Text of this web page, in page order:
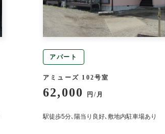
アパート
アミューズ 102号室
62,000 円/月
駅徒歩5分､陽当り良好､敷地内駐車場あり